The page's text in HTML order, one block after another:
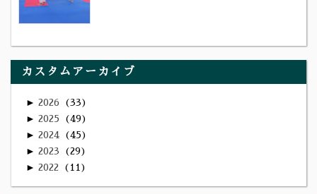
カスタムアーカイブ
► 2026 33
► 2025 49
► 2024 45
► 2023 29
► 2022 11